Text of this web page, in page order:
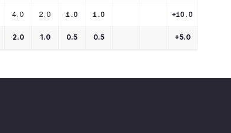
4.0 2.0 1.0 1.0 +10.0
2.0 1.0 0.5 0.5 +5.0